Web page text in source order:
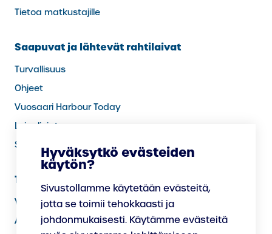
Tietoa matkustajille
Saapuvat ja lähtevät rahtilaivat
Turvallisuus
Ohjeet
Vuosaari Harbour Today
Laivalinjat
Sää satamassa
Tietoa meistä
Vastuullisuus
Avoimet työpaikat
Hyväksytkö evästeiden
käytön?
Sivustollamme käytetään evästeitä,
jotta se toimii tehokkaasti ja
johdonmukaisesti. Käytämme evästeitä